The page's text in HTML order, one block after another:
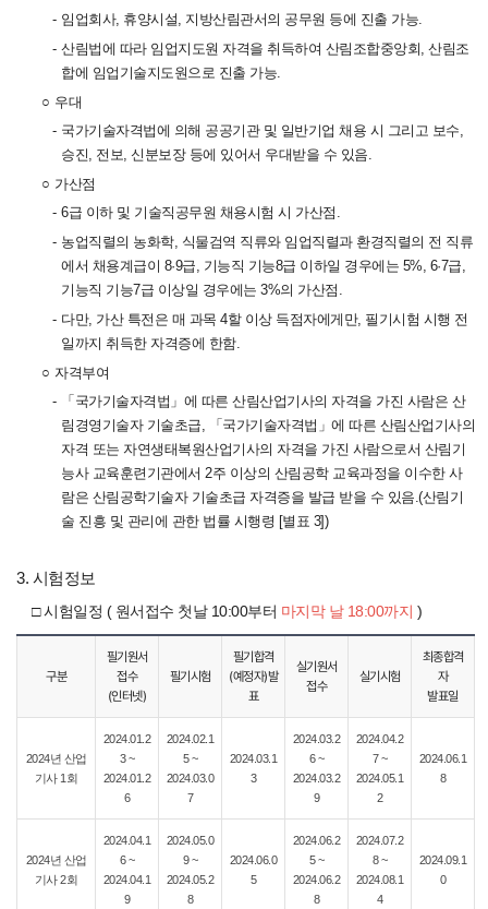
- 임업회사, 휴양시설, 지방산림관서의 공무원 등에 진출 가능.
- 산림법에 따라 임업지도원 자격을 취득하여 산림조합중앙회, 산림조
합에 임업기술지도원으로 진출 가능.
○ 우대
- 국가기술자격법에 의해 공공기관 및 일반기업 채용 시 그리고 보수,
승진, 전보, 신분보장 등에 있어서 우대받을 수 있음.
○ 가산점
- 6급 이하 및 기술직공무원 채용시험 시 가산점.
- 농업직렬의 농화학, 식물검역 직류와 임업직렬과 환경직렬의 전 직류
에서 채용계급이 8·9급, 기능직 기능8급 이하일 경우에는 5%, 6·7급,
기능직 기능7급 이상일 경우에는 3%의 가산점.
- 다만, 가산 특전은 매 과목 4할 이상 득점자에게만, 필기시험 시행 전
일까지 취득한 자격증에 한함.
○ 자격부여
- 「국가기술자격법」에 따른 산림산업기사의 자격을 가진 사람은 산
림경영기술자 기술초급, 「국가기술자격법」에 따른 산림산업기사의
자격 또는 자연생태복원산업기사의 자격을 가진 사람으로서 산림기
능사 교육훈련기관에서 2주 이상의 산림공학 교육과정을 이수한 사
람은 산림공학기술자 기술초급 자격증을 발급 받을 수 있음.(산림기
술 진흥 및 관리에 관한 법률 시행령 [별표 3])
3. 시험정보
□ 시험일정 ( 원서접수 첫날 10:00부터 마지막 날 18:00까지 )
구분
필기원서
접수
(인터넷)
필기시험
필기합격
(예정자)발
표
실기원서
접수
실기시험
최종합격
자
발표일
2024년 산업
기사 1회
2024.01.2
3 ~
2024.01.2
6
2024.02.1
5 ~
2024.03.0
7
2024.03.1
3
2024.03.2
6 ~
2024.03.2
9
2024.04.2
7 ~
2024.05.1
2
2024.06.1
8
2024년 산업
기사 2회
2024.04.1
6 ~
2024.04.1
9
2024.05.0
9 ~
2024.05.2
8
2024.06.0
5
2024.06.2
5 ~
2024.06.2
8
2024.07.2
8 ~
2024.08.1
4
2024.09.1
0